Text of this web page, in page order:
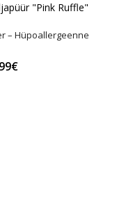
"Pink Ruffle"
– Hüpoallergeenne